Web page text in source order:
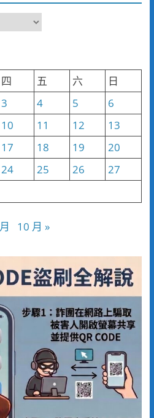
四 五 六
日
3 4 5
6
10 11 12
13
17 18 19
20
24 25 26
27
10 月 »